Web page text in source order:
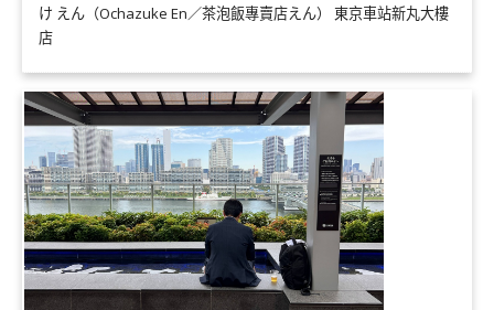
け えん（Ochazuke En／茶泡飯專賣店えん） 東京車站新丸大樓
店